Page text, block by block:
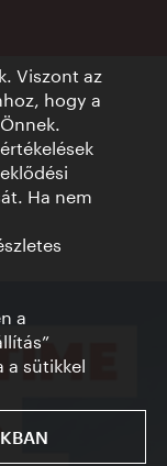
Viszont az
hogy a
Ha nem
a
a sütikkel